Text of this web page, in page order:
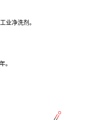
业净洗剂。
。